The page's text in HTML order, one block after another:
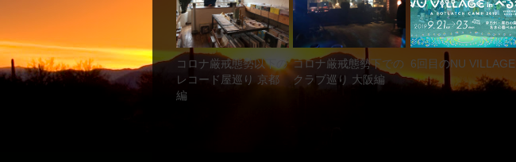
コロナ厳戒態勢以下の
レコード屋巡り 京都
編
コロナ厳戒態勢下での
クラブ巡り 大阪編
6回目のNU VILLAGE